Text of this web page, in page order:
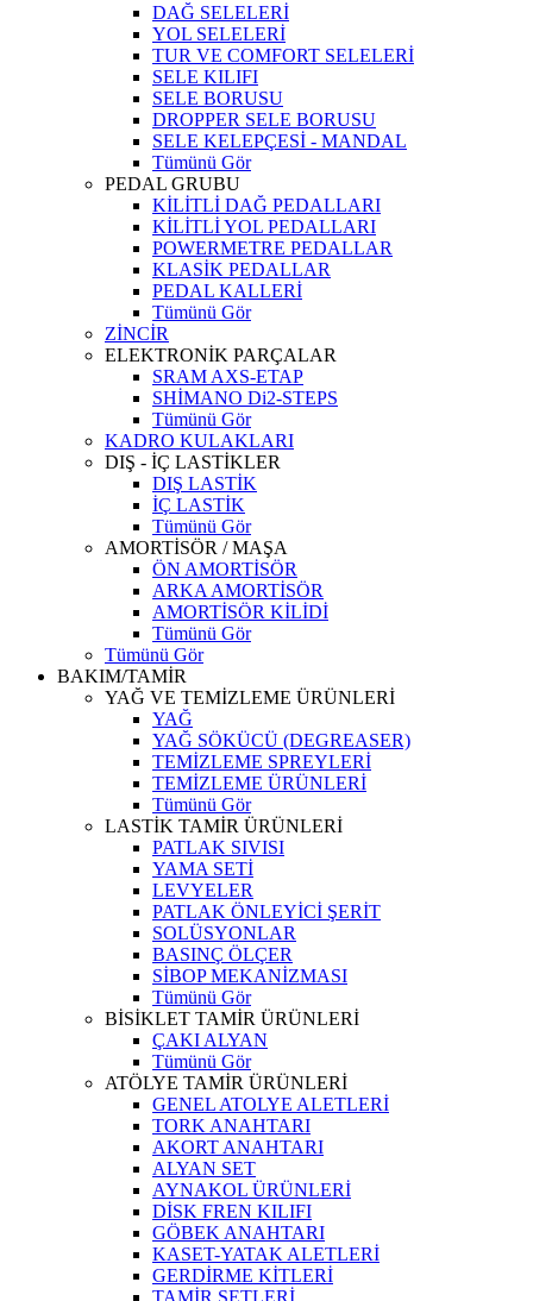
DAĞ SELELERİ
YOL SELELERİ
TUR VE COMFORT SELELERİ
SELE KILIFI
SELE BORUSU
DROPPER SELE BORUSU
SELE KELEPÇESİ - MANDAL
Tümünü Gör
PEDAL GRUBU
KİLİTLİ DAĞ PEDALLARI
KİLİTLİ YOL PEDALLARI
POWERMETRE PEDALLAR
KLASİK PEDALLAR
PEDAL KALLERİ
Tümünü Gör
ZİNCİR
ELEKTRONİK PARÇALAR
SRAM AXS-ETAP
SHİMANO Di2-STEPS
Tümünü Gör
KADRO KULAKLARI
DIŞ - İÇ LASTİKLER
DIŞ LASTİK
İÇ LASTİK
Tümünü Gör
AMORTİSÖR / MAŞA
ÖN AMORTİSÖR
ARKA AMORTİSÖR
AMORTİSÖR KİLİDİ
Tümünü Gör
Tümünü Gör
BAKIM/TAMİR
YAĞ VE TEMİZLEME ÜRÜNLERİ
YAĞ
YAĞ SÖKÜCÜ (DEGREASER)
TEMİZLEME SPREYLERİ
TEMİZLEME ÜRÜNLERİ
Tümünü Gör
LASTİK TAMİR ÜRÜNLERİ
PATLAK SIVISI
YAMA SETİ
LEVYELER
PATLAK ÖNLEYİCİ ŞERİT
SOLÜSYONLAR
BASINÇ ÖLÇER
SİBOP MEKANİZMASI
Tümünü Gör
BİSİKLET TAMİR ÜRÜNLERİ
ÇAKI ALYAN
Tümünü Gör
ATÖLYE TAMİR ÜRÜNLERİ
GENEL ATOLYE ALETLERİ
TORK ANAHTARI
AKORT ANAHTARI
ALYAN SET
AYNAKOL ÜRÜNLERİ
DİSK FREN KILIFI
GÖBEK ANAHTARI
KASET-YATAK ALETLERİ
GERDİRME KİTLERİ
TAMİR SETLERİ